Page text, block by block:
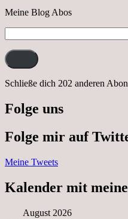
Meine Blog Abos
Mail-
Adresse:
Schließe dich 202 anderen
Folge uns
Folge mir auf
Meine Tweets
Kalender mit
August 2026